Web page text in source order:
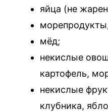
яйца (не
мёд;
некислые
картофель,
некислые
клубника,